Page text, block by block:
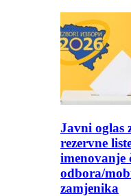
Javni oglas
rezervne
imenovanje
odbora/
zamjenika